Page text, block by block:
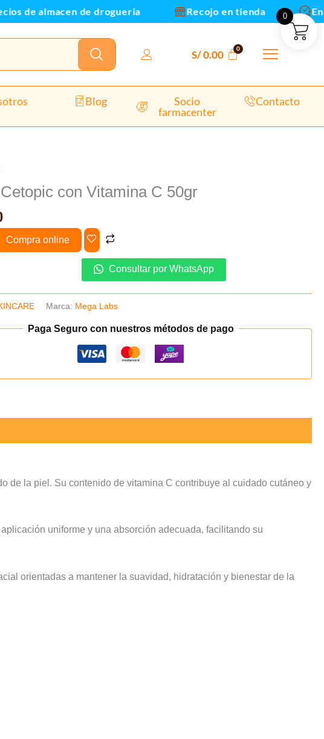
de almacen de drogueria Recojo en tienda
S/0.00
Blog
Socio
farmacenter
Contacto
con Vitamina C 50gr
Compra online
Consultar por WhatsApp
Marca: Mega Labs
Paga Seguro con nuestros métodos de pago
de la piel. Su contenido de vitamina C contribuye al cuidado cutáneo y
uniforme y una absorción adecuada, facilitando su
orientadas a mantener la suavidad, hidratación y bienestar de la
0